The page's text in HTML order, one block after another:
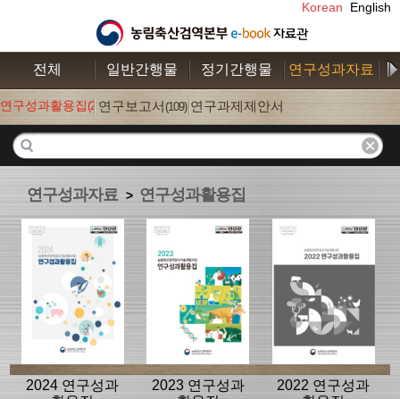
Korean English
전체 일반간행물 정기간행물 연구성과자료
연구성과활용집(26)연구보고서 (109) 연구과제제안서
연구성과자료 > 연구성과활용집
2024 연구성과
2023 연구성과
2022 연구성과